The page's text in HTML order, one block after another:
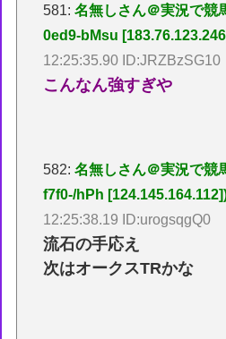
581:名無しさん＠実況で競
0ed9-bMsu
12:25:35.90 ID:JRZBzSG10
こんなん強すぎや
582:名無しさん＠実況で競
f7f0-/hPh
12:25:38.19 ID:urogsqgQ0
流石の手応え
次はオークスTRかな